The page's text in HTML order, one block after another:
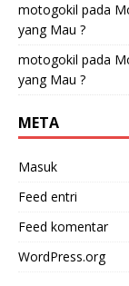
motogokil pada
yang Mau ?
motogokil pada
yang Mau ?
META
Masuk
Feed entri
Feed komentar
WordPress.org